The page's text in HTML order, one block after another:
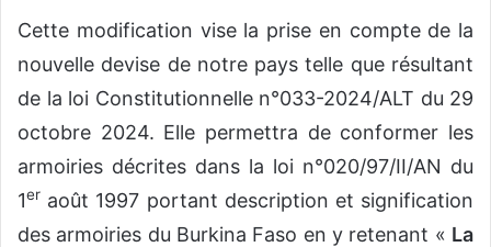
Cette modification vise la prise en compte de la
nouvelle devise de notre pays telle que résultant
de la loi Constitutionnelle n°033-2024/ALT du 29
octobre 2024. Elle permettra de conformer les
armoiries décrites dans la loi n°020/97/II/AN du
1er août 1997 portant description et signification
des armoiries du Burkina Faso en y retenant « La